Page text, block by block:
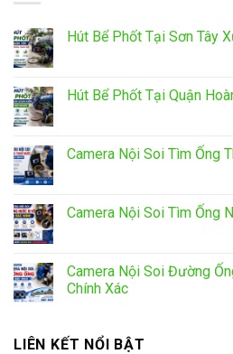
Hút Bể Phốt Tại Sơn Tây
Hút Bể Phốt Tại Quận
Camera Nội Soi Tìm Ống
Camera Nội Soi Tìm Ống
Camera Nội Soi Đường
Chính Xác
LIÊN KẾT NỔI BẬT